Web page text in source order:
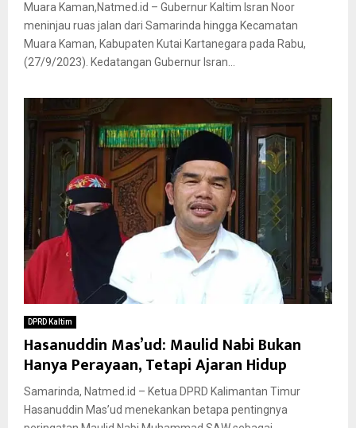
Muara Kaman,Natmed.id – Gubernur Kaltim Isran Noor
meninjau ruas jalan dari Samarinda hingga Kecamatan
Muara Kaman, Kabupaten Kutai Kartanegara pada Rabu,
(27/9/2023). Kedatangan Gubernur Isran...
DPRD Kaltim
Hasanuddin Mas’ud: Maulid Nabi Bukan
Hanya Perayaan, Tetapi Ajaran Hidup
Samarinda, Natmed.id – Ketua DPRD Kalimantan Timur
Hasanuddin Mas’ud menekankan betapa pentingnya